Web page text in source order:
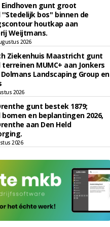
gunt groot
''Stedelijk bos'' binnen de
houtkap aan
Weijtmans.
2026
Ziekenhuis Maastricht gunt
MUMC+ aan Jonkers
Landscaping Group en
2026
gunt bestek 1879;
en beplantingen 2026,
aan Den Held
2026